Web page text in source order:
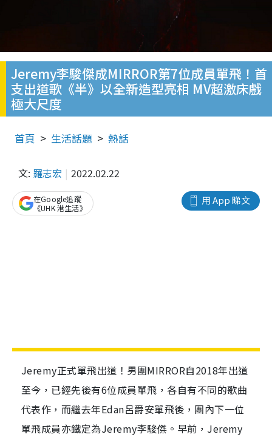
Jeremy李駿傑成MIRROR第7位成員單飛！首
支出道歌《半》以全新造型亮相 MV超激床戲
極大尺度
首頁 生活話題 熱話
文: 羅志宏 2022.02.22
用 App 睇文
在Google追蹤
《UHK 港生活》
Jeremy正式單飛出道！男團MIRROR自2018年出道
至今，已經先後有6位成員單飛，各自有不同的歌曲
代表作，而繼去年Edan呂爵安單飛後，團內下一位
單飛成員亦鐵定為Jeremy李駿傑。早前，Jeremy